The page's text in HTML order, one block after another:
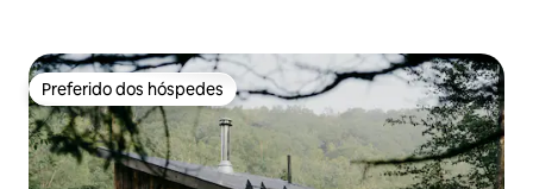
Preferido dos hóspedes
Preferido dos hóspedes